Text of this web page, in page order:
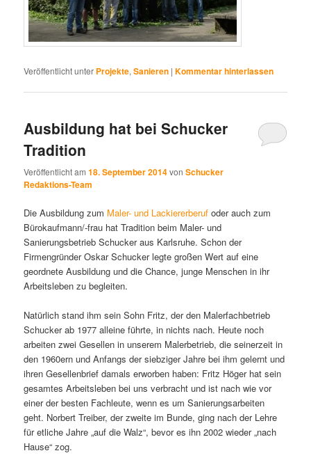
Veröffentlicht unter Projekte,Sanieren |Kommentar hinterlassen
Ausbildung hat bei Schucker
Tradition
Veröffentlicht am18. September 2014vonSchucker
Redaktions-Team
Die Ausbildung zum Maler- und Lackiererberuf oder auch zum
Bürokaufmann/-frau hat Tradition beim Maler- und
Sanierungsbetrieb Schucker aus Karlsruhe. Schon der
Firmengründer Oskar Schucker legte großen Wert auf eine
geordnete Ausbildung und die Chance, junge Menschen in ihr
Arbeitsleben zu begleiten.
Natürlich stand ihm sein Sohn Fritz, der den Malerfachbetrieb
Schucker ab 1977 alleine führte, in nichts nach. Heute noch
arbeiten zwei Gesellen in unserem Malerbetrieb, die seinerzeit in
den 1960ern und Anfangs der siebziger Jahre bei ihm gelernt und
ihren Gesellenbrief damals erworben haben: Fritz Höger hat sein
gesamtes Arbeitsleben bei uns verbracht und ist nach wie vor
einer der besten Fachleute, wenn es um Sanierungsarbeiten
geht. Norbert Treiber, der zweite im Bunde, ging nach der Lehre
für etliche Jahre „auf die Walz“, bevor es ihn 2002 wieder „nach
Hause“ zog.